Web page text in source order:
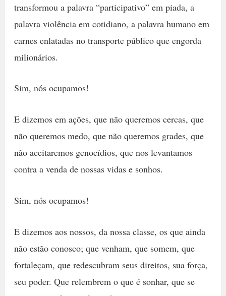
transformou a palavra “participativo” em piada, a
palavra violência em cotidiano, a palavra humano em
carnes enlatadas no transporte público que engorda
milionários.
Sim, nós ocupamos!
E dizemos em ações, que não queremos cercas, que
não queremos medo, que não queremos grades, que
não aceitaremos genocídios, que nos levantamos
contra a venda de nossas vidas e sonhos.
Sim, nós ocupamos!
E dizemos aos nossos, da nossa classe, os que ainda
não estão conosco; que venham, que somem, que
fortaleçam, que redescubram seus direitos, sua força,
seu poder. Que relembrem o que é sonhar, que se